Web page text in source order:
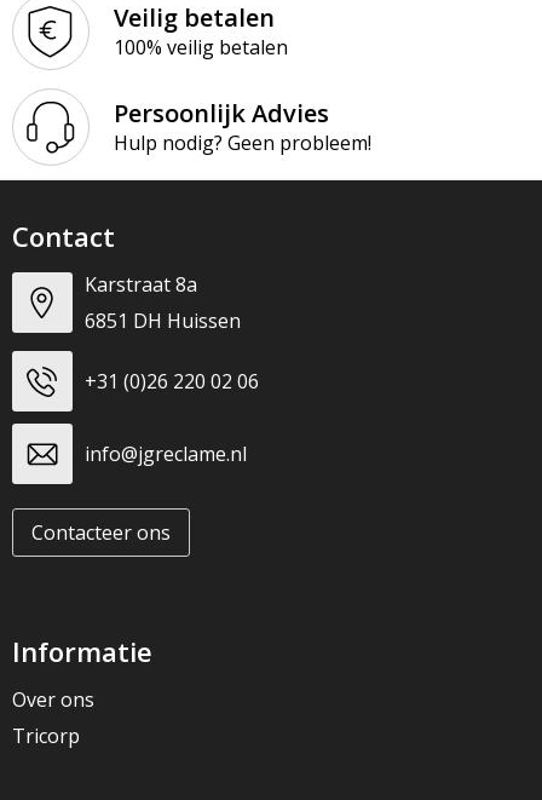
Veilig betalen
100% veilig betalen
Persoonlijk Advies
Hulp nodig? Geen probleem!
Contact
Karstraat 8a
6851 DH Huissen
+31 (0)26 220 02 06
info@jgreclame.nl
Contacteer ons
Informatie
Over ons
Tricorp